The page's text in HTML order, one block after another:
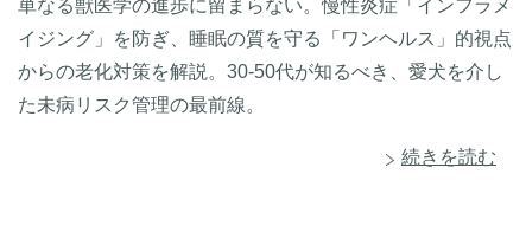
単なる獣医学の進歩に留まらない。慢性炎症「インフラメ
イジング」を防ぎ、睡眠の質を守る「ワンヘルス」的視点
からの老化対策を解説。30-50代が知るべき、愛犬を介し
た未病リスク管理の最前線。
続きを読む